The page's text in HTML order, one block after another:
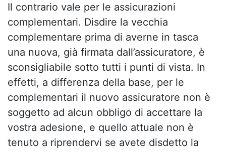
Il contrario vale per le assicurazioni
complementari. Disdire la vecchia
complementare prima di averne in tasca
una nuova, già firmata dall’assicuratore, è
sconsigliabile sotto tutti i punti di vista. In
effetti, a differenza della base, per le
complementari il nuovo assicuratore non è
soggetto ad alcun obbligo di accettare la
vostra adesione, e quello attuale non è
tenuto a riprendervi se avete disdetto la